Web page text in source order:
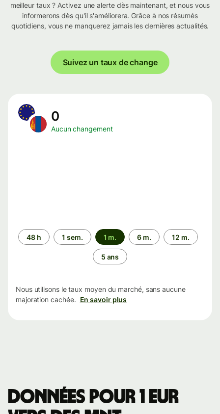
meilleur taux ? Activez une alerte dès maintenant, et nous vous
informerons dès qu'il s'améliorera. Grâce à nos résumés
quotidiens, vous ne manquerez jamais les dernières actualités.
Suivez un taux de change
0
Aucun changement
Période
48 h 1 sem. 1 m. 6 m. 12 m.
5 ans
Nous utilisons le taux moyen du marché, sans aucune
majoration cachée. En savoir plus
Données pour 1 EUR